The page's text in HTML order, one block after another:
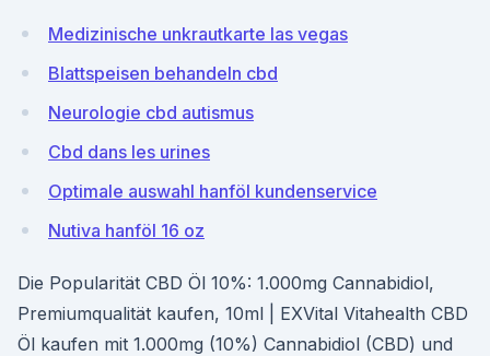
Medizinische unkrautkarte las vegas
Blattspeisen behandeln cbd
Neurologie cbd autismus
Cbd dans les urines
Optimale auswahl hanföl kundenservice
Nutiva hanföl 16 oz
Die Popularität CBD Öl 10%: 1.000mg Cannabidiol,
Premiumqualität kaufen, 10ml | EXVital Vitahealth CBD
Öl kaufen mit 1.000mg (10%) Cannabidiol (CBD) und